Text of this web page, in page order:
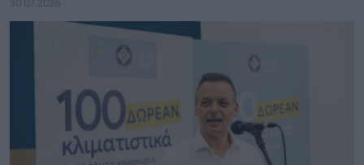
30.07.2026